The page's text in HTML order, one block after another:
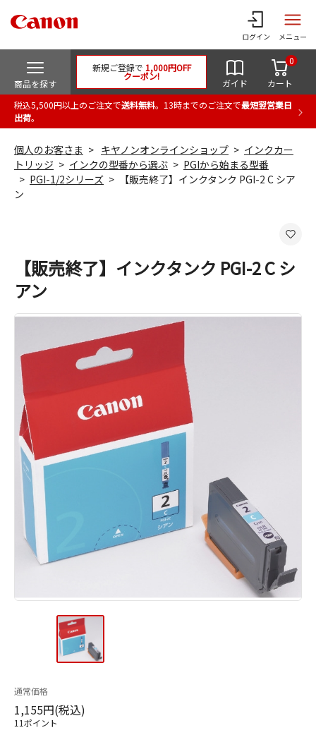
ログイン メニュー
商品を探す
新規ご登録で 1,000円OFF
クーポン!
ガイド カート
0
税込5,500円以上のご注文で送料無料。13時までのご注文で最短翌営業日
出荷。
個人のお客さま キヤノンオンラインショップ
インクカー
トリッジ
インクの型番から選ぶ
PGIから始まる型番
PGI-1/2シリーズ
【販売終了】インクタンク PGI-2 C シア
ン
【販売終了】インクタンク PGI-2 C シ
アン
通常価格
1,155円(税込)
11ポイント